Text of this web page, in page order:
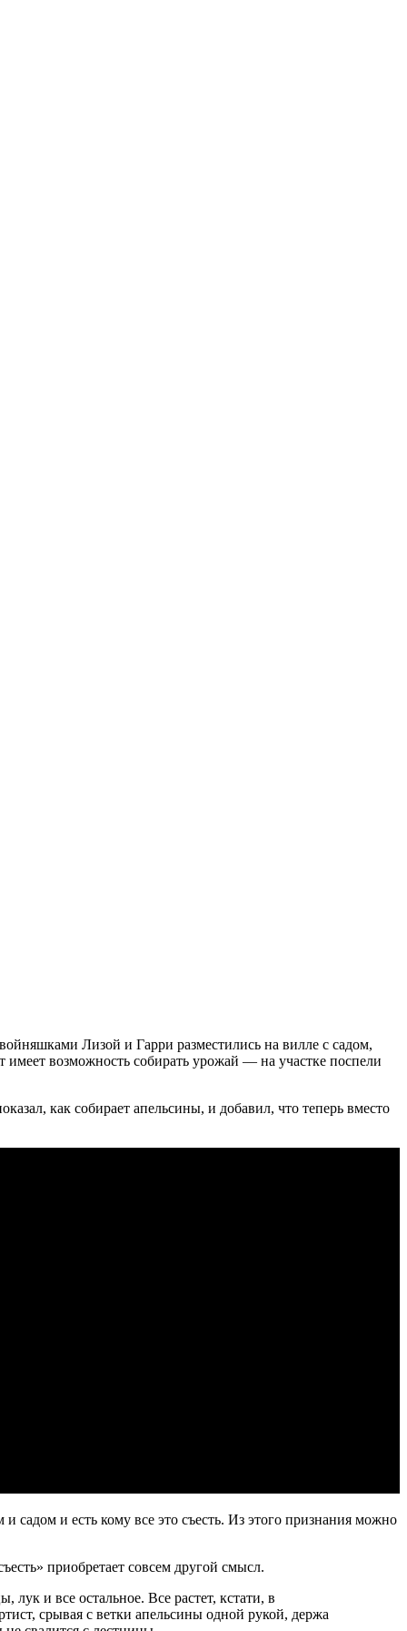
Лизой и Гарри разместились на вилле с садом,
возможность собирать урожай — на участке поспели
как собирает апельсины, и добавил, что теперь вместо
садом и есть кому все это съесть. Из этого признания можно
приобретает совсем другой смысл.
и все остальное. Все растет, кстати, в
срывая с ветки апельсины одной рукой, держа